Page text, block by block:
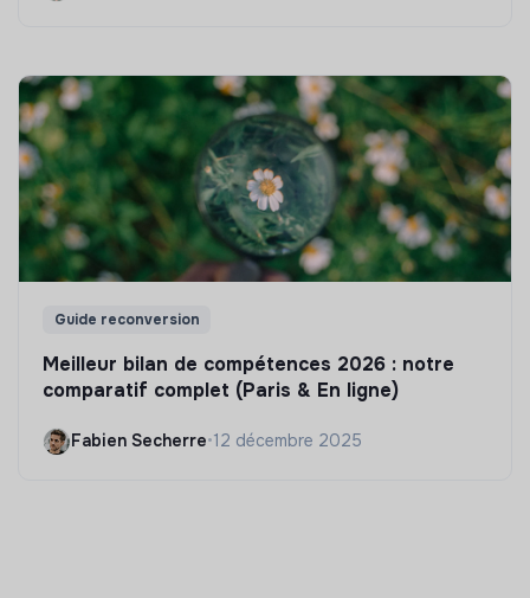
Guide reconversion
Meilleur bilan de compétences 2026 : notre
comparatif complet (Paris & En ligne)
Fabien Secherre•12 décembre 2025